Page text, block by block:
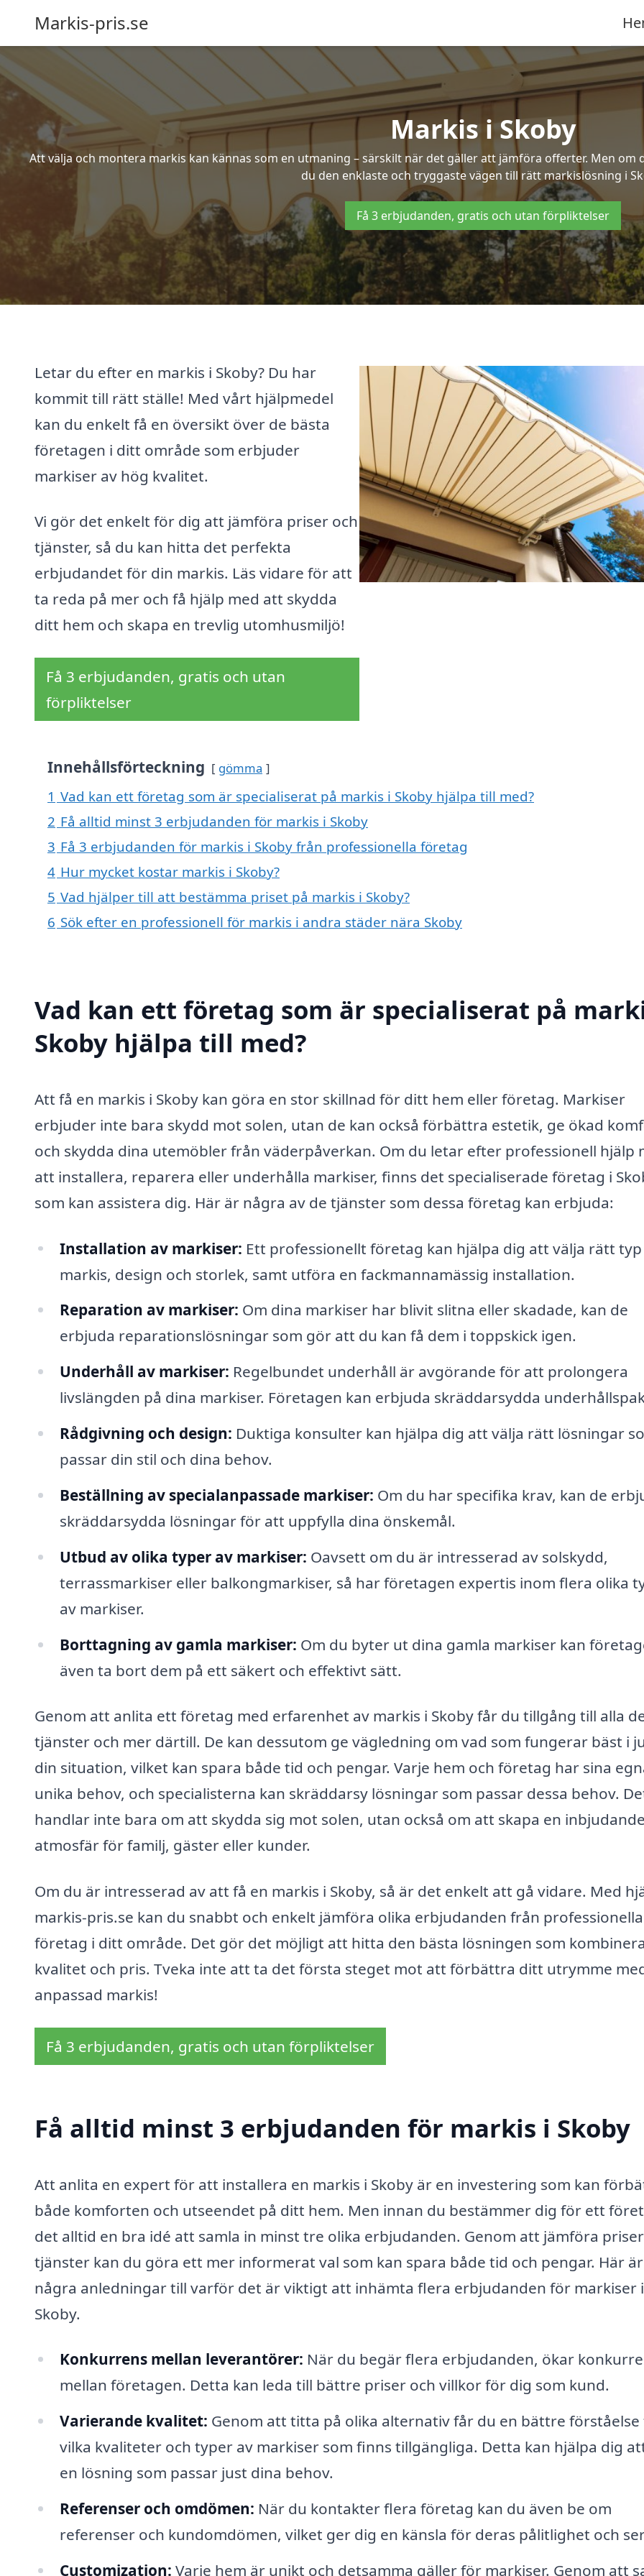
Markis-pris.se
Markis i Skoby
Att välja och montera markis kan kännas som en utmaning – särskilt när det gäller att jämföra offerter. Men
du den enklaste och tryggaste vägen till rätt markislösning i
Få 3 erbjudanden, gratis och utan förpliktelser
Letar du efter en markis i Skoby? Du har
kommit till rätt ställe! Med vårt hjälpmedel
kan du enkelt få en översikt över de bästa
företagen i ditt område som erbjuder
markiser av hög kvalitet.
Vi gör det enkelt för dig att jämföra priser och
tjänster, så du kan hitta det perfekta
erbjudandet för din markis. Läs vidare för att
ta reda på mer och få hjälp med att skydda
ditt hem och skapa en trevlig utomhusmiljö!
Få 3 erbjudanden, gratis och utan
förpliktelser
Innehållsförteckning gömma
1 Vad kan ett företag som är specialiserat på markis i Skoby hjälpa till med?
2 Få alltid minst 3 erbjudanden för markis i Skoby
3 Få 3 erbjudanden för markis i Skoby från professionella företag
4 Hur mycket kostar markis i Skoby?
5 Vad hjälper till att bestämma priset på markis i Skoby?
6 Sök efter en professionell för markis i andra städer nära Skoby
Vad kan ett företag som är specialiserat på
Skoby hjälpa till med?
Att få en markis i Skoby kan göra en stor skillnad för ditt hem eller företag. Markiser
erbjuder inte bara skydd mot solen, utan de kan också förbättra estetik, ge ökad
och skydda dina utemöbler från väderpåverkan. Om du letar efter professionell hjälp
att installera, reparera eller underhålla markiser, finns det specialiserade företag i
som kan assistera dig. Här är några av de tjänster som dessa företag kan erbjuda:
Installation av markiser: Ett professionellt företag kan hjälpa dig att välja rätt typ
markis, design och storlek, samt utföra en fackmannamässig installation.
Reparation av markiser: Om dina markiser har blivit slitna eller skadade, kan de
erbjuda reparationslösningar som gör att du kan få dem i toppskick igen.
Underhåll av markiser: Regelbundet underhåll är avgörande för att prolongera
livslängden på dina markiser. Företagen kan erbjuda skräddarsydda
Rådgivning och design: Duktiga konsulter kan hjälpa dig att välja rätt lösningar
passar din stil och dina behov.
Beställning av specialanpassade markiser: Om du har specifika krav, kan de
skräddarsydda lösningar för att uppfylla dina önskemål.
Utbud av olika typer av markiser: Oavsett om du är intresserad av solskydd,
terrassmarkiser eller balkongmarkiser, så har företagen expertis inom flera olika
av markiser.
Borttagning av gamla markiser: Om du byter ut dina gamla markiser kan
även ta bort dem på ett säkert och effektivt sätt.
Genom att anlita ett företag med erfarenhet av markis i Skoby får du tillgång till alla
tjänster och mer därtill. De kan dessutom ge vägledning om vad som fungerar bäst i
din situation, vilket kan spara både tid och pengar. Varje hem och företag har sina
unika behov, och specialisterna kan skräddarsy lösningar som passar dessa behov.
handlar inte bara om att skydda sig mot solen, utan också om att skapa en inbjudande
atmosfär för familj, gäster eller kunder.
Om du är intresserad av att få en markis i Skoby, så är det enkelt att gå vidare. Med
markis-pris.se kan du snabbt och enkelt jämföra olika erbjudanden från professionella
företag i ditt område. Det gör det möjligt att hitta den bästa lösningen som
kvalitet och pris. Tveka inte att ta det första steget mot att förbättra ditt utrymme
anpassad markis!
Få 3 erbjudanden, gratis och utan förpliktelser
Få alltid minst 3 erbjudanden för markis i Skoby
Att anlita en expert för att installera en markis i Skoby är en investering som kan
både komforten och utseendet på ditt hem. Men innan du bestämmer dig för ett
det alltid en bra idé att samla in minst tre olika erbjudanden. Genom att jämföra
tjänster kan du göra ett mer informerat val som kan spara både tid och pengar. Här är
några anledningar till varför det är viktigt att inhämta flera erbjudanden för markiser i
Skoby.
Konkurrens mellan leverantörer: När du begär flera erbjudanden, ökar
mellan företagen. Detta kan leda till bättre priser och villkor för dig som kund.
Varierande kvalitet: Genom att titta på olika alternativ får du en bättre
vilka kvaliteter och typer av markiser som finns tillgängliga. Detta kan hjälpa dig
en lösning som passar just dina behov.
Referenser och omdömen: När du kontakter flera företag kan du även be om
referenser och kundomdömen, vilket ger dig en känsla för deras pålitlighet och
Customization: Varje hem är unikt och detsamma gäller för markiser. Genom att